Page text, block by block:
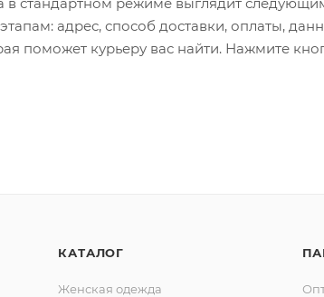
адрес, способ доставки, оплаты,
поможет курьеру вас найти. Нажмите
КАТАЛОГ
Женская одежда